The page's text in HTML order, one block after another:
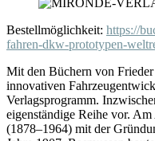
Bestellmöglichkeit: https://
fahren-dkw-prototypen-
Mit den Büchern von
innovativen
Verlagsprogramm.
eigenständige Reihe vor.
(1878–1964) mit der